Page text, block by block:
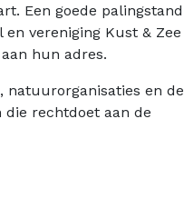
Een goede palingstand
vereniging Kust & Zee
hun adres.
natuurorganisaties en de
rechtdoet aan de